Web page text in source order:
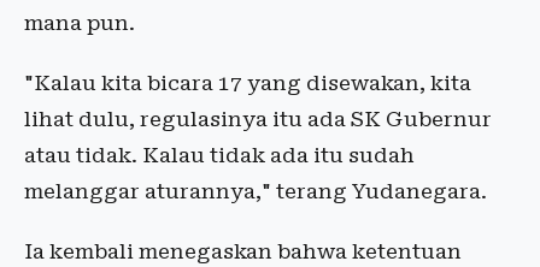
mana pun.
"Kalau kita bicara 17 yang disewakan, kita
lihat dulu, regulasinya itu ada SK Gubernur
atau tidak. Kalau tidak ada itu sudah
melanggar aturannya," terang Yudanegara.
Ia kembali menegaskan bahwa ketentuan